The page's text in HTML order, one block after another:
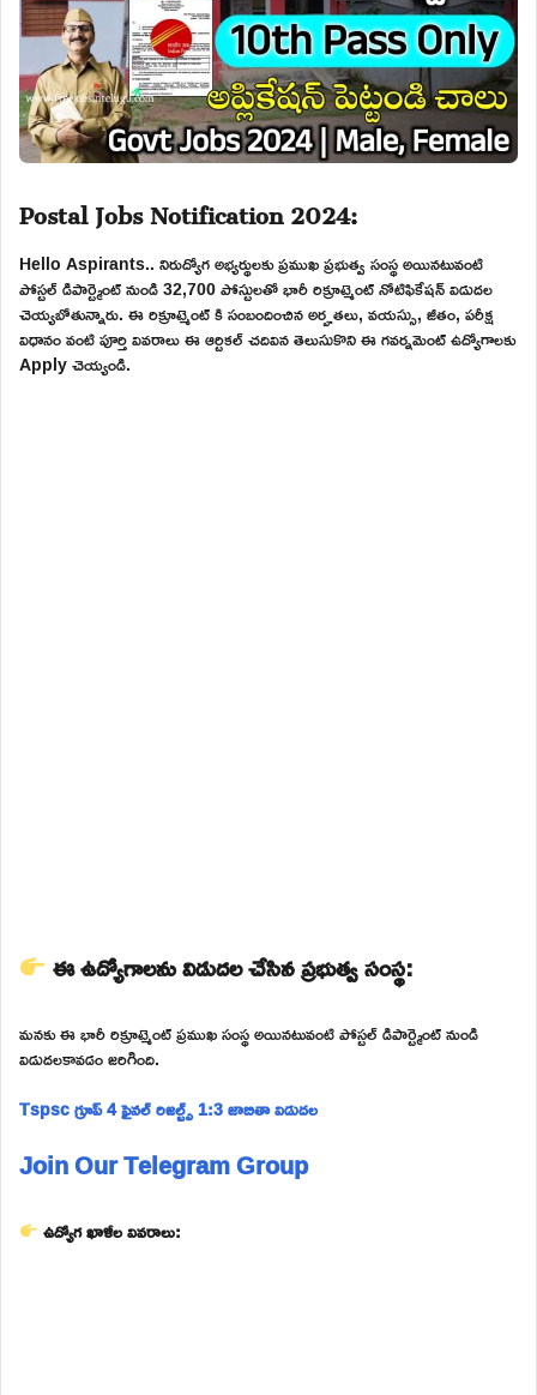
Postal Jobs Notification 2024:
Hello Aspirants.. నిరుద్యోగ అభ్యర్థులకు ప్రముఖ ప్రభుత్వ సంస్థ అయినటువంటి
పోస్టల్ డిపార్ట్మెంట్ నుండి 32,700 పోస్టులతో భారీ రిక్రూట్మెంట్ నోటిఫికేషన్ విడుదల
చెయ్యబోతున్నారు. ఈ రిక్రూట్మెంట్ కి సంబందించిన అర్హతలు, వయస్సు, జీతం, పరీక్ష
విధానం వంటి పూర్తి వివరాలు ఈ ఆర్టికల్ చదివిన తెలుసుకొని ఈ గవర్నమెంట్ ఉద్యోగాలకు
Apply చెయ్యండి.
ఈ ఉద్యోగాలను విడుదల చేసిన ప్రభుత్వ సంస్థ:
మనకు ఈ భారీ రిక్రూట్మెంట్ ప్రముఖ సంస్థ అయినటువంటి పోస్టల్ డిపార్ట్మెంట్ నుండి
విడుదలకావడం జరిగింది.
Tspsc గ్రూప్ 4 ఫైనల్ రిజల్ట్స్ 1:3 జాబితా విడుదల
Join Our Telegram Group
ఉద్యోగ ఖాళీల వివరాలు: